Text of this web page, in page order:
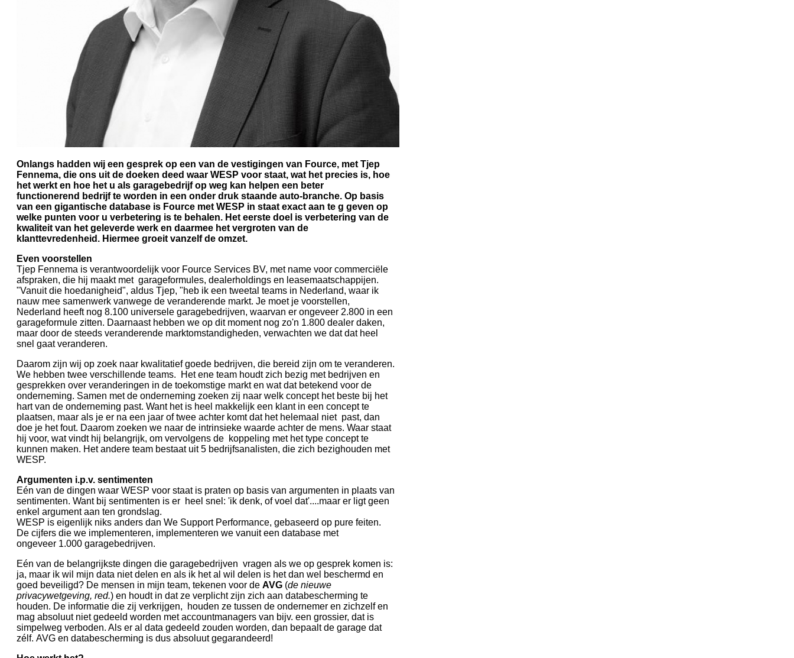
Onlangs hadden wij een gesprek op een van de vestigingen van Fource, met Tjep
Fennema, die ons uit de doeken deed waar WESP voor staat, wat het precies is, hoe
het werkt en hoe het u als garagebedrijf op weg kan helpen een beter
functionerend bedrijf te worden in een onder druk staande auto-branche. Op basis
van een gigantische database is Fource met WESP in staat exact aan te g geven op
welke punten voor u verbetering is te behalen. Het eerste doel is verbetering van de
kwaliteit van het geleverde werk en daarmee het vergroten van de
klanttevredenheid. Hiermee groeit vanzelf de omzet.
Even voorstellen
Tjep Fennema is verantwoordelijk voor Fource Services BV, met name voor commerciële
afspraken, die hij maakt met garageformules, dealerholdings en leasemaatschappijen.
"Vanuit die hoedanigheid", aldus Tjep, "heb ik een tweetal teams in Nederland, waar ik
nauw mee samenwerk vanwege de veranderende markt. Je moet je voorstellen,
Nederland heeft nog 8.100 universele garagebedrijven, waarvan er ongeveer 2.800 in een
garageformule zitten. Daarnaast hebben we op dit moment nog zo'n 1.800 dealer daken,
maar door de steeds veranderende marktomstandigheden, verwachten we dat dat heel
snel gaat veranderen.
Daarom zijn wij op zoek naar kwalitatief goede bedrijven, die bereid zijn om te veranderen.
We hebben twee verschillende teams. Het ene team houdt zich bezig met bedrijven en
gesprekken over veranderingen in de toekomstige markt en wat dat betekend voor de
onderneming. Samen met de onderneming zoeken zij naar welk concept het beste bij het
hart van de onderneming past. Want het is heel makkelijk een klant in een concept te
plaatsen, maar als je er na een jaar of twee achter komt dat het helemaal niet past, dan
doe je het fout. Daarom zoeken we naar de intrinsieke waarde achter de mens. Waar staat
hij voor, wat vindt hij belangrijk, om vervolgens de koppeling met het type concept te
kunnen maken. Het andere team bestaat uit 5 bedrijfsanalisten, die zich bezighouden met
WESP.
Argumenten i.p.v. sentimenten
Eén van de dingen waar WESP voor staat is praten op basis van argumenten in plaats van
sentimenten. Want bij sentimenten is er heel snel: 'ik denk, of voel dat'....maar er ligt geen
enkel argument aan ten grondslag.
WESP is eigenlijk niks anders dan We Support Performance, gebaseerd op pure feiten.
De cijfers die we implementeren, implementeren we vanuit een database met
ongeveer 1.000 garagebedrijven.
Eén van de belangrijkste dingen die garagebedrijven vragen als we op gesprek komen is:
ja, maar ik wil mijn data niet delen en als ik het al wil delen is het dan wel beschermd en
goed beveiligd? De mensen in mijn team, tekenen voor de AVG (de nieuwe
privacywetgeving, red.) en houdt in dat ze verplicht zijn zich aan databescherming te
houden. De informatie die zij verkrijgen, houden ze tussen de ondernemer en zichzelf en
mag absoluut niet gedeeld worden met accountmanagers van bijv. een grossier, dat is
simpelweg verboden. Als er al data gedeeld zouden worden, dan bepaalt de garage dat
zélf. AVG en databescherming is dus absoluut gegarandeerd!